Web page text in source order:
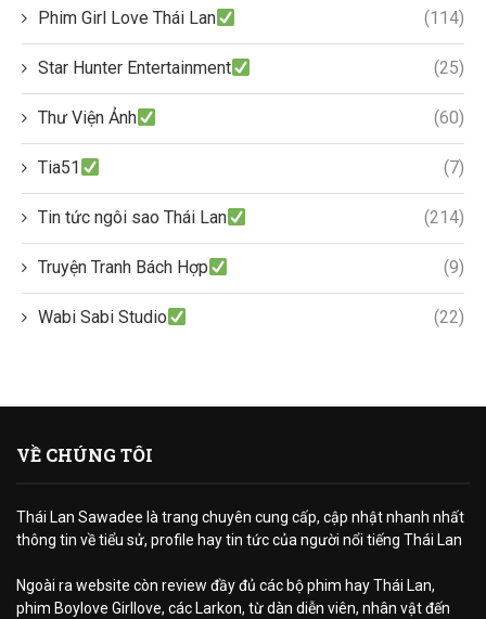
Phim Girl Love Thái Lan (114)
Star Hunter Entertainment (25)
Thư Viện Ảnh (60)
Tia51 (7)
Tin tức ngôi sao Thái Lan (214)
Truyện Tranh Bách Hợp (9)
Wabi Sabi Studio (22)
VỀ CHÚNG TÔI
Thái Lan Sawadee là trang chuyên cung cấp, cập nhật nhanh nhất
thông tin về tiểu sử, profile hay tin tức của người nổi tiếng Thái Lan
Ngoài ra website còn review đầy đủ các bộ phim hay Thái Lan,
phim Boylove Girllove, các Larkon, từ dàn diễn viên, nhân vật đến